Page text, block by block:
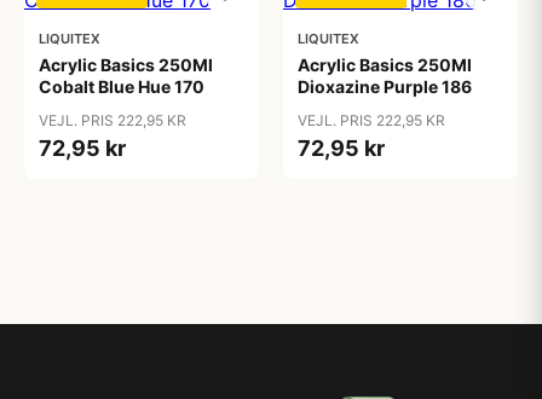
LIQUITEX
Acrylic Basics 250Ml
Cobalt Blue Hue 170
VEJL. PRIS 222,95 KR
72,95 kr
LIQUITEX
Acrylic Basics 250Ml
Dioxazine Purple 186
VEJL. PRIS 222,95 KR
72,95 kr